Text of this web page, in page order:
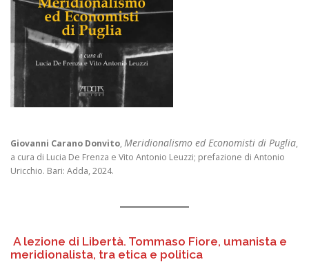
Giovanni Carano Donvito, Meridionalismo ed Economisti di Puglia,
a cura di Lucia De Frenza e Vito Antonio Leuzzi; prefazione di Antonio
Uricchio. Bari: Adda, 2024.
A lezione di Libertà. Tommaso Fiore, umanista e
meridionalista, tra etica e politica